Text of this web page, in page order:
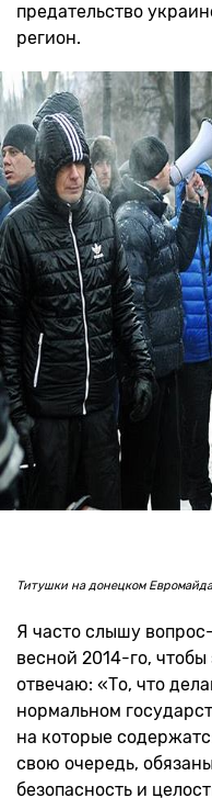
предательство
регион.
Титушки на донецком
Я часто слышу
весной 2014-го,
отвечаю: «То, что
нормальном
на которые
свою очередь,
безопасность и